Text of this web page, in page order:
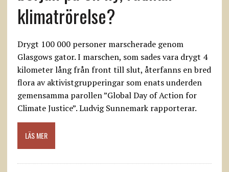
klimatrörelse?
Drygt 100 000 personer marscherade genom
Glasgows gator. I marschen, som sades vara drygt 4
kilometer lång från front till slut, återfanns en bred
flora av aktivistgrupperingar som enats underden
gemensamma parollen ”Global Day of Action for
Climate Justice”. Ludvig Sunnemark rapporterar.
LÄS MER